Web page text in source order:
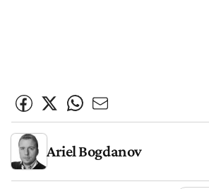
Ariel Bogdanov